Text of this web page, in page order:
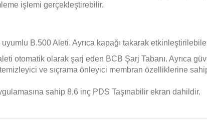
işlemi gerçekleştirebilir.
B.500 Aleti. Ayrıca kapağı takarak
otomatik olarak şarj eden BCB Şarj Tabanı. Ayrıca
ve sıçrama önleyici membran özelliklerine
sahip 8,6 inç PDS Taşınabilir ekran dahildir.